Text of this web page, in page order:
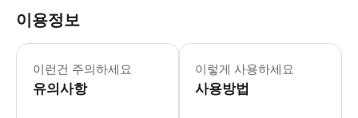
이용정보
이런건 주의하세요
유의사항
* 소요시간 : 5시간 (옵션에 따라 소요
이렇게 사용하세요
사용방법